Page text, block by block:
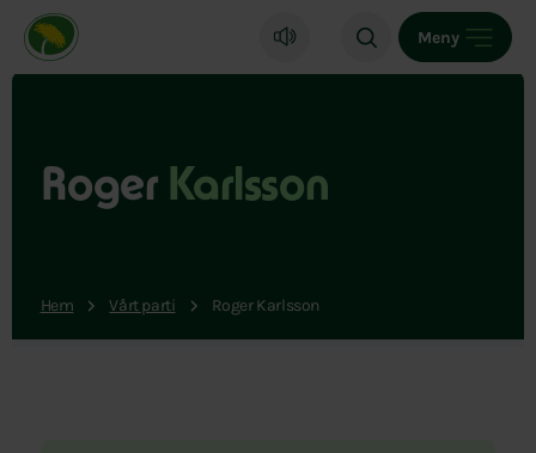
Miljöpartiet de gröna, startsida
Meny
Roger Karlsson
Hem Vårt parti Roger Karlsson